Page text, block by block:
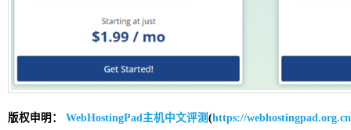
版权申明： WebHostingPad主机中文评测(https://